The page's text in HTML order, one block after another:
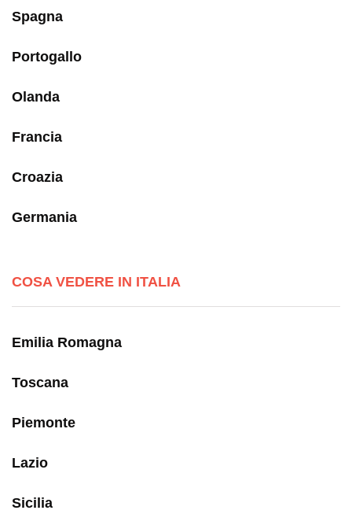
Spagna
Portogallo
Olanda
Francia
Croazia
Germania
COSA VEDERE IN ITALIA
Emilia Romagna
Toscana
Piemonte
Lazio
Sicilia